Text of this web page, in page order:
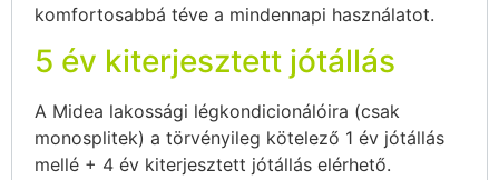
komfortosabbá téve a mindennapi használatot.
5 év kiterjesztett jótállás
A Midea lakossági légkondicionálóira (csak
monosplitek) a törvényileg kötelező 1 év jótállás
mellé + 4 év kiterjesztett jótállás elérhető.